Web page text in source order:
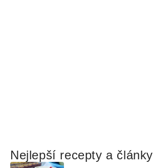
Nejlepší recepty a články